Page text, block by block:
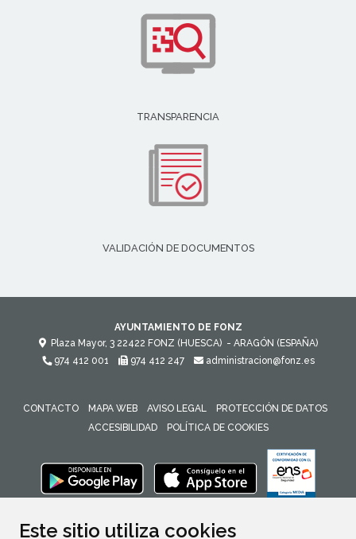
Este sitio utiliza cookies
TRANSPARENCIA
VALIDACIÓN DE DOCUMENTOS
AYUNTAMIENTO DE FONZ
Plaza Mayor, 3 22422 FONZ (HUESCA) - ARAGÓN (ESPAÑA)
974 412 001
974 412 247 administracion@fonz.es
CONTACTO MAPA WEB AVISO LEGAL
PROTECCIÓN DE DATOS
ACCESIBILIDAD
POLÍTICA DE COOKIES